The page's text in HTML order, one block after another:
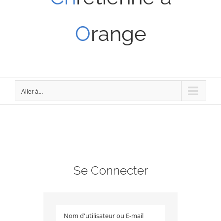
Orange
Aller à...
Se Connecter